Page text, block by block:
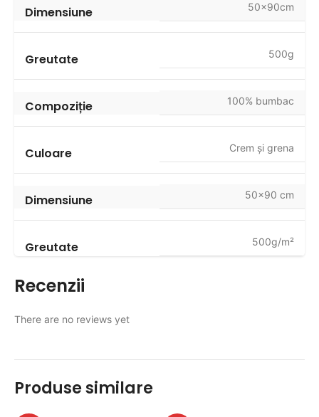
Dimensiune 50x90cm
Greutate 500g
Compoziție 100% bumbac
Culoare Crem și grena
Dimensiune 50x90 cm
Greutate 500g/m²
Recenzii
There are no reviews yet
Produse similare